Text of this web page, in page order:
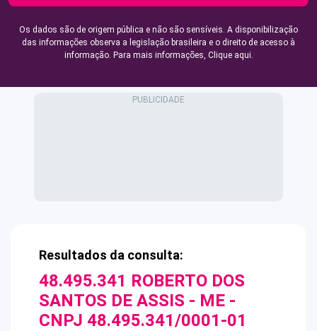
Os dados são de origem pública e não são sensíveis. A disponibilização
das informações observa a legislação brasileira e o direito de acesso à
informação. Para mais informações, Clique aqui.
Resultados da consulta:
48.495.341 ROBERTO DOS
SANTOS DE ASSIS - ME -
CNPJ 48.495.341/0001-01